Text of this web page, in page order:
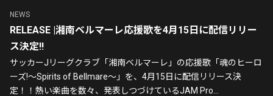
NEWS
RELEASE |湘南ベルマーレ応援歌を4月15日に配信リリー
ス決定!!
サッカーJリーグクラブ「湘南ベルマーレ」の応援歌「魂のヒーロ
ーズ!〜Spirits of Bellmare〜」を、4月15日に配信リリース決
定！！熱い楽曲を数々、発表しつづけているJAM Pro...